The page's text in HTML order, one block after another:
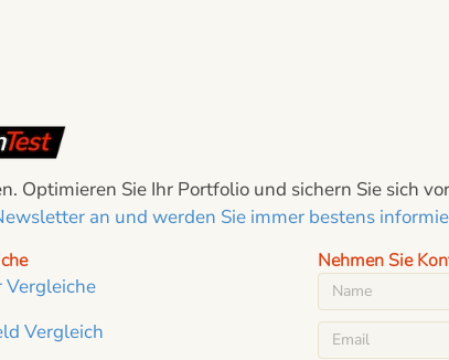
Sie Ihr Portfolio und sichern Sie sich
an und werden Sie immer bestens
Vergleiche
Vergleich
Nehmen Sie